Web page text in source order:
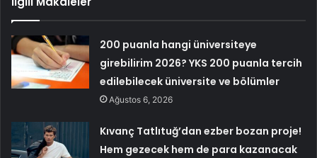
200 puanla hangi üniversiteye
girebilirim 2026? YKS 200 puanla tercih
edilebilecek üniversite ve bölümler
Ağustos 6, 2026
Kıvanç Tatlıtuğ’dan ezber bozan proje!
Hem gezecek hem de para kazanacak